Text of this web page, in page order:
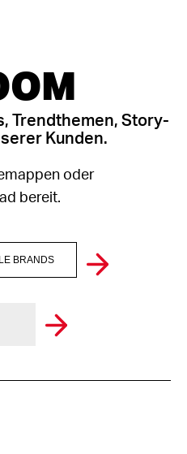
Trendthemen, Story-
Kunden.
oder
bereit.
BRANDS